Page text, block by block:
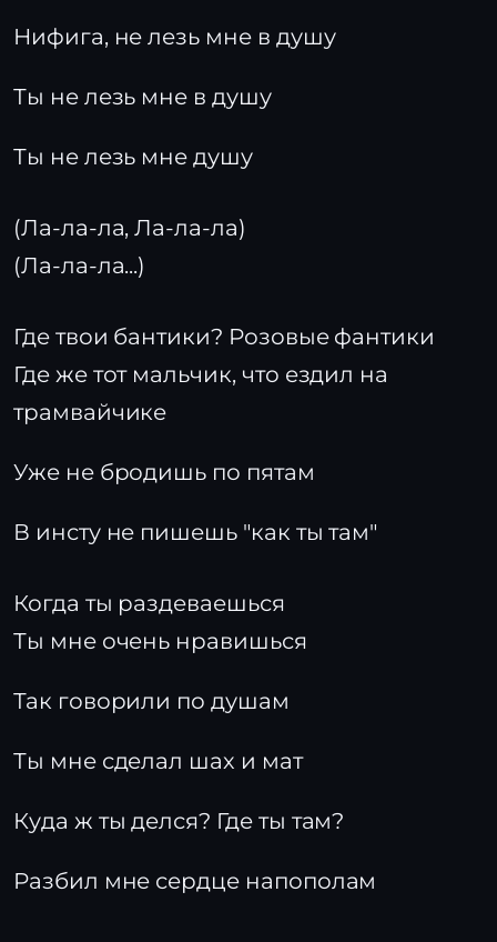
Нифига, не лезь мне в душу
Ты не лезь мне в душу
Ты не лезь мне душу
(Ла-ла-ла, Ла-ла-ла)
(Ла-ла-ла...)
Где твои бантики? Розовые фантики
Где же тот мальчик, что ездил на
трамвайчике
Уже не бродишь по пятам
В инсту не пишешь "как ты там"
Когда ты раздеваешься
Ты мне очень нравишься
Так говорили по душам
Ты мне сделал шах и мат
Куда ж ты делся? Где ты там?
Разбил мне сердце напополам